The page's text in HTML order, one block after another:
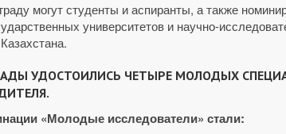
могут студенты и аспиранты, а также
университетов и научно-
УДОСТОИЛИСЬ ЧЕТЫРЕ МОЛОДЫХ
«Молодые исследователи» стали: